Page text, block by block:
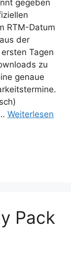
gegeben
RTM-Datum
der
Tagen
zu
genaue
Weiterlesen
Pack